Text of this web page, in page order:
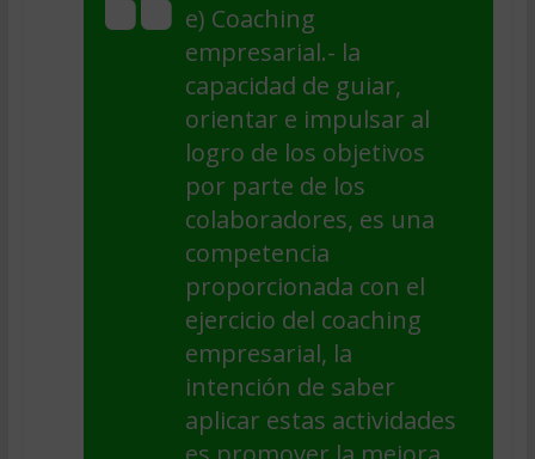
e) Coaching
empresarial.- la
capacidad de guiar,
orientar e impulsar al
logro de los objetivos
por parte de los
colaboradores, es una
competencia
proporcionada con el
ejercicio del coaching
empresarial, la
intención de saber
aplicar estas actividades